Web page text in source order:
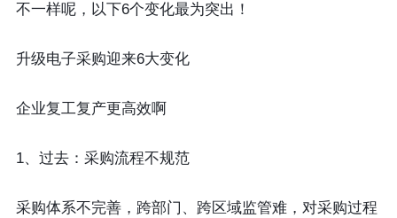
不一样呢，以下6个变化最为突出！
升级电子采购迎来6大变化
企业复工复产更高效啊
1、过去：采购流程不规范
采购体系不完善，跨部门、跨区域监管难，对采购过程